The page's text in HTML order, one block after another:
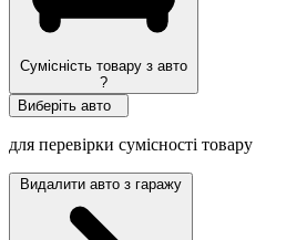
Сумісність товару з авто
?
Виберіть авто
для перевірки сумісності товару
Видалити авто з гаражу